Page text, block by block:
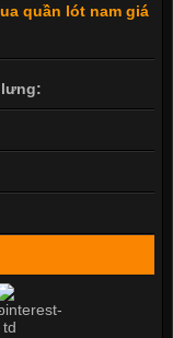
quần lót nam giá